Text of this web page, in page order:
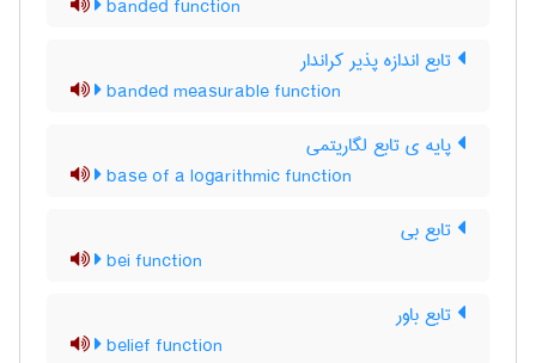
banded function
تابع اندازه پذیر کراندار
banded measurable function
پایه ی تابع لگاریتمی
base of a logarithmic function
تابع بی
bei function
تابع باور
belief function